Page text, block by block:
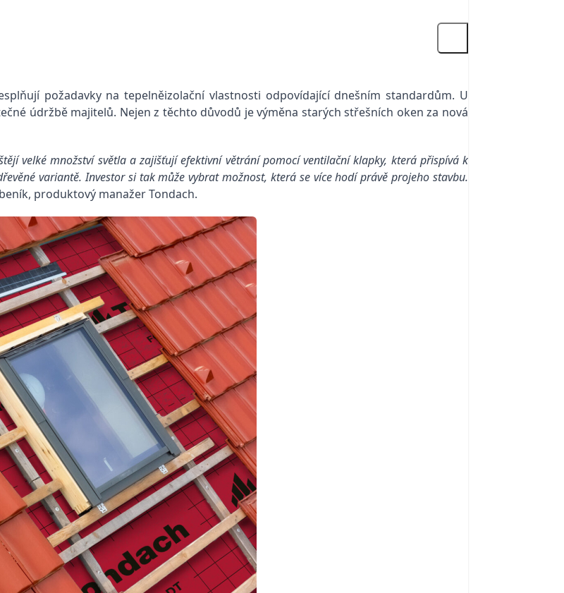
požadavky na tepelněizolační vlastnosti odpovídající dnešním standardům. U
údržbě majitelů. Nejen z těchto důvodů je výměna starých střešních oken za nová
velké množství světla a zajišťují efektivní větrání pomocí ventilační klapky, která přispívá k
variantě. Investor si tak může vybrat možnost, která se více hodí právě projeho stavbu.
produktový manažer Tondach.